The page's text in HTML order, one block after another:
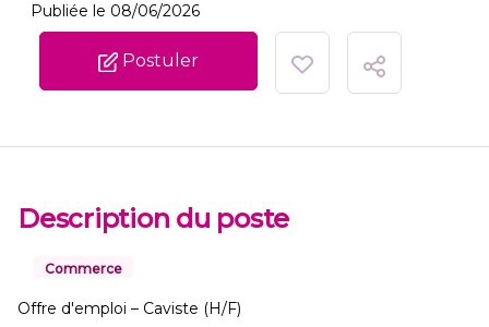
Publiée le 08/06/2026
Postuler
Description du poste
Commerce
Offre d'emploi – Caviste (H/F)